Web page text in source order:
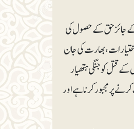
جائز حق کے حصول کی
بھارت کی جان
قتل کو جنگی ہتھیار
پر مجبور کرنا ہے اور